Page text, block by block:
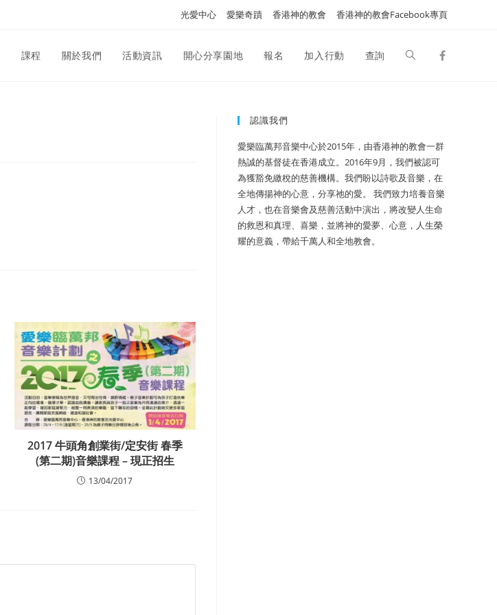
光愛中心 愛樂奇蹟 香港神的教會 香港神的教會Facebook專頁
課程 關於我們 活動資訊 開心分享園地 報名 加入行動 查詢
2017 牛頭角創業街/定安街 春季
(第二期)音樂課程 – 現正招生
13/04/2017
認識我們
愛樂臨萬邦音樂中心於2015年，由香港神的教會一群
熱誠的基督徒在香港成立。2016年9月，我們被認可
為獲豁免繳稅的慈善機構。我們盼以詩歌及音樂，在
全地傳揚神的心意，分享祂的愛。 我們致力培養音樂
人才，也在音樂會及慈善活動中演出，將改變人生命
的救恩和真理、喜樂，並將神的愛夢、心意，人生榮
耀的意義，帶給千萬人和全地教會。